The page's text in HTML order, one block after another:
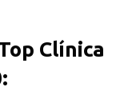
Clínica